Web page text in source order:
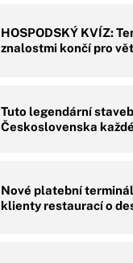
HOSPODSKÝ KVÍZ:
znalostmi končí pro
Tuto legendární
Československa
Nové platební
klienty restaurací o